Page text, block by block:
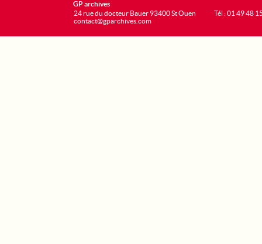
GP archives
24 rue du docteur Bauer 93400 St Ouen
contact@gparchives.com
Tél : 01 49 48